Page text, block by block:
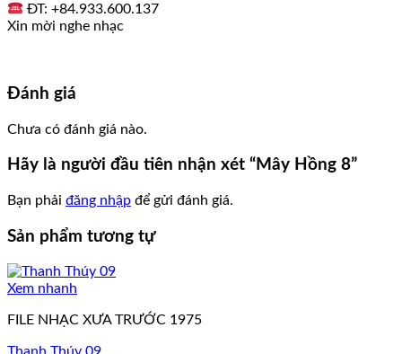
ĐT: +84.933.600.137
Xin mời nghe nhạc
Đánh giá
Chưa có đánh giá nào.
Hãy là người đầu tiên nhận xét “Mây Hồng 8”
Bạn phải đăng nhập để gửi đánh giá.
Sản phẩm tương tự
Xem nhanh
FILE NHẠC XƯA TRƯỚC 1975